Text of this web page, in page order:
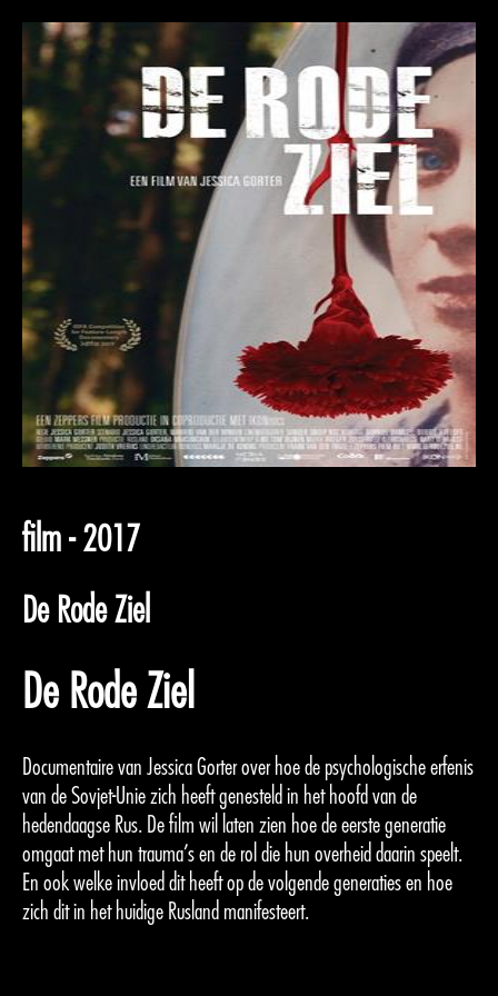
film - 2017
De Rode Ziel
De Rode Ziel
Documentaire van Jessica Gorter over hoe de psychologische erfenis
van de Sovjet-Unie zich heeft genesteld in het hoofd van de
hedendaagse Rus. De film wil laten zien hoe de eerste generatie
omgaat met hun trauma’s en de rol die hun overheid daarin speelt.
En ook welke invloed dit heeft op de volgende generaties en hoe
zich dit in het huidige Rusland manifesteert.